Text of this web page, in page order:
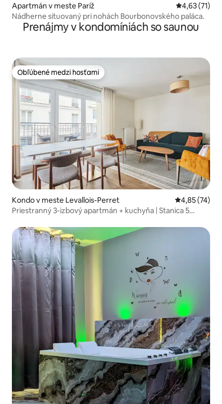
Apartmán v meste Paríž Priemerné
4,63 (71)
Nádherne situovaný pri nohách Bourbonovského paláca.
Prenájmy v kondomíniách so saunou
Obľúbené medzi hosťami
Obľúbené medzi hosťami
Kondo v meste Levallois-Perret Priemerné
4,85 (74)
Priestranný 3-izbový apartmán + kuchyňa | Stanica 5